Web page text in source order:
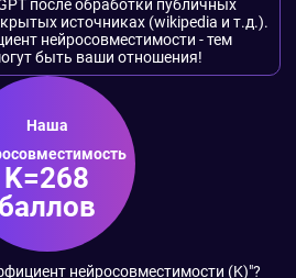
после обработки публичных
источниках (wikipedia и т.д.).
нейросовместимости - тем
быть ваши отношения!
Наша
K=268
баллов
нейросовместимости (K)"?